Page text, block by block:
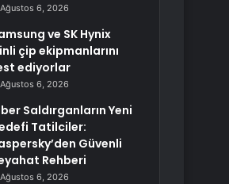
Ağustos 6, 2026
ve SK Hynix
çip ekipmanlarını
ediyorlar
Ağustos 6, 2026
Saldırganların Yeni
Tatilciler:
Güvenli
Rehberi
Ağustos 6, 2026